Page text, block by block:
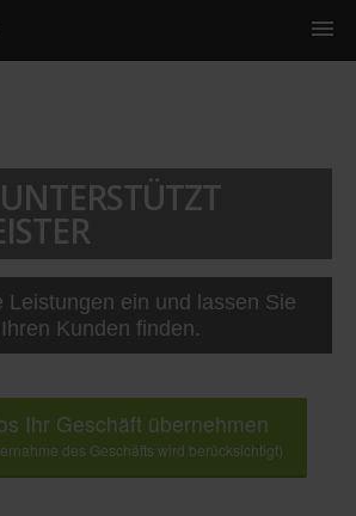
Leistungen ein und lassen Sie
Kunden finden.
Ihr Geschäft übernehmen
des Geschäfts wird berücksichtigt)